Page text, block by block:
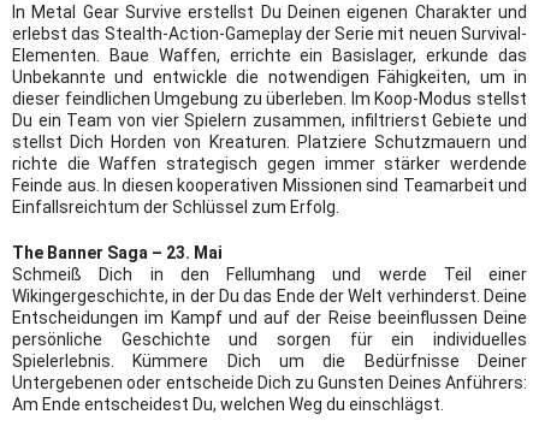
In Metal Gear Survive erstellst Du Deinen eigenen Charakter und
erlebst das Stealth-Action-Gameplay der Serie mit neuen Survival-
Elementen. Baue Waffen, errichte ein Basislager, erkunde das
Unbekannte und entwickle die notwendigen Fähigkeiten, um in
dieser feindlichen Umgebung zu überleben. Im Koop-Modus stellst
Du ein Team von vier Spielern zusammen, infiltrierst Gebiete und
stellst Dich Horden von Kreaturen. Platziere Schutzmauern und
richte die Waffen strategisch gegen immer stärker werdende
Feinde aus. In diesen kooperativen Missionen sind Teamarbeit und
Einfallsreichtum der Schlüssel zum Erfolg.
The Banner Saga – 23. Mai
Schmeiß Dich in den Fellumhang und werde Teil einer
Wikingergeschichte, in der Du das Ende der Welt verhinderst. Deine
Entscheidungen im Kampf und auf der Reise beeinflussen Deine
persönliche Geschichte und sorgen für ein individuelles
Spielerlebnis. Kümmere Dich um die Bedürfnisse Deiner
Untergebenen oder entscheide Dich zu Gunsten Deines Anführers:
Am Ende entscheidest Du, welchen Weg du einschlägst.